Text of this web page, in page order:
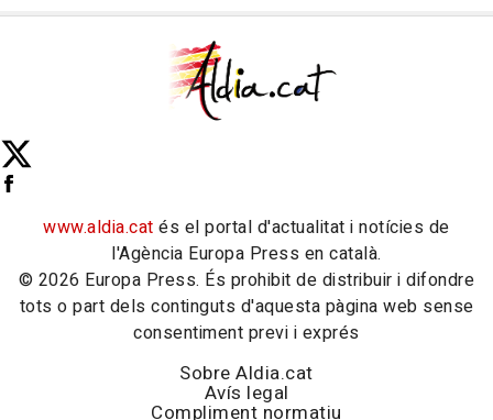
www.aldia.cat és el portal d'actualitat i notícies de
l'Agència Europa Press en català.
© 2026 Europa Press. És prohibit de distribuir i difondre
tots o part dels continguts d'aquesta pàgina web sense
consentiment previ i exprés
Sobre Aldia.cat
Avís legal
Compliment normatiu